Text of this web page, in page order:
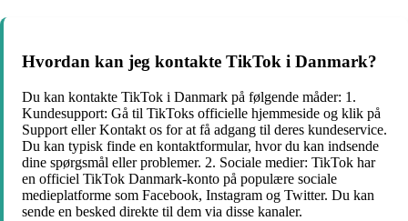
Hvordan kan jeg kontakte TikTok i Danmark?
Du kan kontakte TikTok i Danmark på følgende måder: 1.
Kundesupport: Gå til TikToks officielle hjemmeside og klik på
Support eller Kontakt os for at få adgang til deres kundeservice.
Du kan typisk finde en kontaktformular, hvor du kan indsende
dine spørgsmål eller problemer. 2. Sociale medier: TikTok har
en officiel TikTok Danmark-konto på populære sociale
medieplatforme som Facebook, Instagram og Twitter. Du kan
sende en besked direkte til dem via disse kanaler.